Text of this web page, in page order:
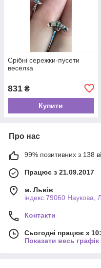
Срібні сережки-пусети
веселка
831 ₴
Купити
Про нас
99% позитивних з 138
Працює з 21.09.2017
м. Львів
індекс 79060 Наукова,
Контакти
Сьогодні працює з
Показати весь